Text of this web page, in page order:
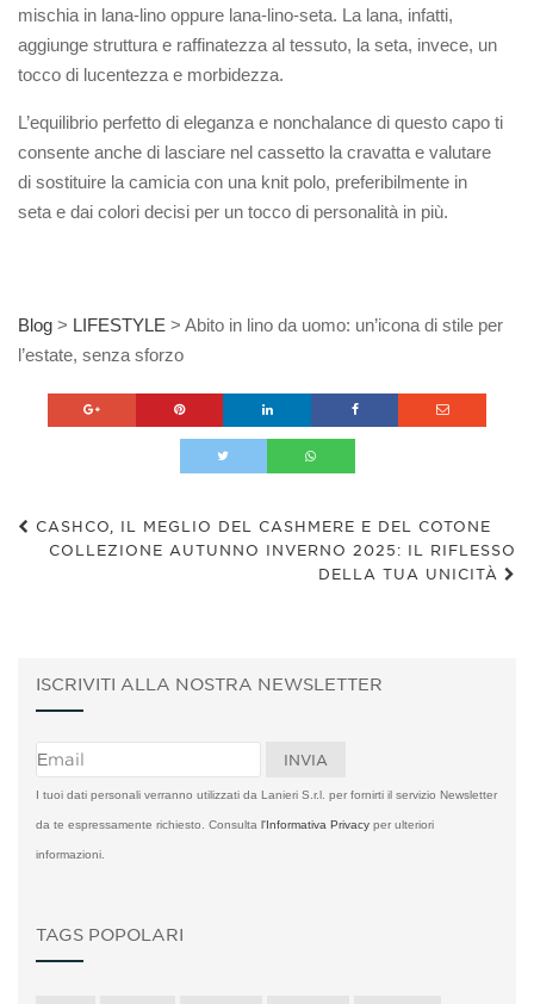
mischia in lana-lino oppure lana-lino-seta. La lana, infatti,
aggiunge struttura e raffinatezza al tessuto, la seta, invece, un
tocco di lucentezza e morbidezza.
L’equilibrio perfetto di eleganza e nonchalance di questo capo ti
consente anche di lasciare nel cassetto la cravatta e valutare
di sostituire la camicia con una knit polo, preferibilmente in
seta e dai colori decisi per un tocco di personalità in più.
Blog > LIFESTYLE > Abito in lino da uomo: un’icona di stile per
l’estate, senza sforzo
CASHCO, IL MEGLIO DEL CASHMERE E DEL COTONE
COLLEZIONE AUTUNNO INVERNO 2025: IL RIFLESSO
DELLA TUA UNICITÀ
ISCRIVITI ALLA NOSTRA NEWSLETTER
I tuoi dati personali verranno utilizzati da Lanieri S.r.l. per fornirti il servizio Newsletter
da te espressamente richiesto. Consulta l'Informativa Privacy per ulteriori
informazioni.
TAGS POPOLARI